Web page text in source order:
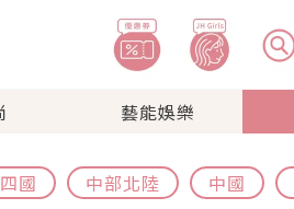
藝能娛樂
四國 中部北陸 中國